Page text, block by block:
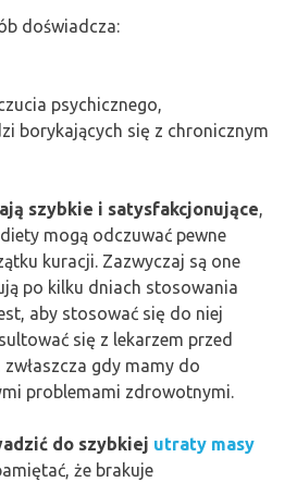
doświadcza:
psychicznego,
borykających się z chronicznym
szybkie i satysfakcjonujące,
mogą odczuwać pewne
kuracji. Zazwyczaj są one
po kilku dniach stosowania
aby stosować się do niej
się z lekarzem przed
gdy mamy do
problemami zdrowotnymi.
do szybkiej utraty masy
że brakuje